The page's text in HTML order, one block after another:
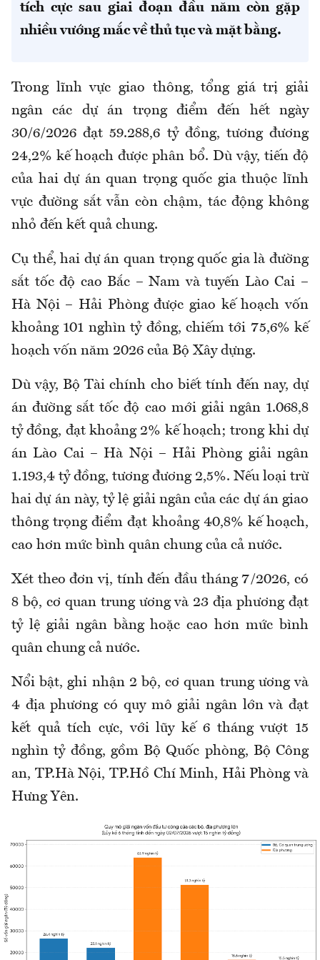
tích cực sau giai đoạn đầu năm còn gặp
nhiều vướng mắc về thủ tục và mặt bằng.
Trong lĩnh vực giao thông, tổng giá trị giải
ngân các dự án trọng điểm đến hết ngày
30/6/2026 đạt 59.288,6 tỷ đồng, tương đương
24,2% kế hoạch được phân bổ. Dù vậy, tiến độ
của hai dự án quan trọng quốc gia thuộc lĩnh
vực đường sắt vẫn còn chậm, tác động không
nhỏ đến kết quả chung.
Cụ thể, hai dự án quan trọng quốc gia là đường
sắt tốc độ cao Bắc – Nam và tuyến Lào Cai –
Hà Nội – Hải Phòng được giao kế hoạch vốn
khoảng 101 nghìn tỷ đồng, chiếm tới 75,6% kế
hoạch vốn năm 2026 của Bộ Xây dựng.
Dù vậy, BộTài chính cho biết tính đến nay, dự
án đường sắt tốc độ cao mới giải ngân 1.068,8
tỷ đồng, đạt khoảng 2% kế hoạch; trong khi dự
án Lào Cai – Hà Nội – Hải Phòng giải ngân
1.193,4 tỷ đồng, tương đương 2,5%. Nếu loại trừ
hai dự án này, tỷ lệ giải ngân của các dự án giao
thông trọng điểm đạt khoảng 40,8% kế hoạch,
cao hơn mức bình quân chung của cả nước.
Xét theo đơn vị, tính đến đầu tháng 7/2026, có
8 bộ, cơ quan trung ương và 23 địa phương đạt
tỷ lệ giải ngân bằng hoặc cao hơn mức bình
quân chung cả nước.
Nổi bật, ghi nhận 2 bộ, cơ quan trung ương và
4 địa phương có quy mô giải ngân lớn và đạt
kết quả tích cực, với lũy kế 6 tháng vượt 15
nghìn tỷ đồng, gồm Bộ Quốc phòng, Bộ Công
an, TP.Hà Nội, TP.Hồ Chí Minh, Hải Phòng và
Hưng Yên.